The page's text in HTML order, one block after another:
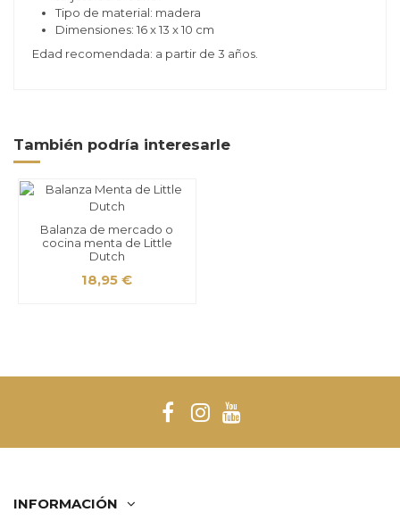
Tipo de material: madera
Dimensiones: 16 x 13 x 10 cm
Edad recomendada: a partir de 3 años.
También podría interesarle
Balanza de mercado o
cocina menta de Little
Dutch
18,95 €
INFORMACIÓN